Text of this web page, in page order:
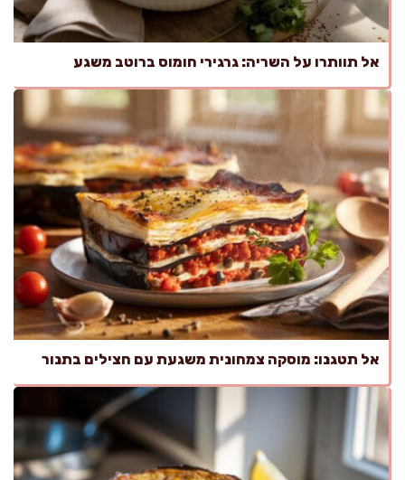
אל תוותרו על השריה: גרגירי חומוס ברוטב משגע
אל תטגנו: מוסקה צמחונית משגעת עם חצילים בתנור